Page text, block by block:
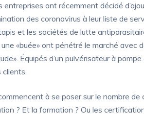
entreprises ont récemment décidé
des coronavirus à leur liste de
et les sociétés de lutte
«buée» ont pénétré le marché avec
Équipés d’un pulvérisateur à
clients.
à se poser sur le nombre
? Et la formation ? Ou les